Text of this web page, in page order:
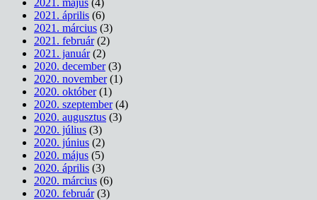
2021. május (4)
2021. április (6)
2021. március (3)
2021. február(2)
2021. január(2)
2020. december(3)
2020. november(1)
2020. október(1)
2020. szeptember(4)
2020. augusztus (3)
2020. július (3)
2020. június (2)
2020. május (5)
2020. április (3)
2020. március (6)
2020. február(3)